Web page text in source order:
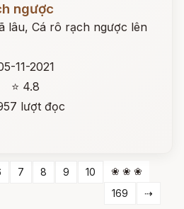
ngược
lâu, Cá rô rạch ngược lên
11-2021
⭐ 4.8
lượt đọc
7 8 9 10
❀ ❀ ❀
169
⇢